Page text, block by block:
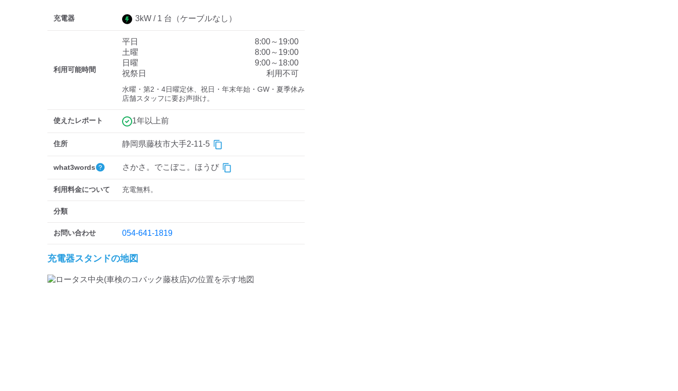
充電器 3kW / 1 台 （ケーブルなし）
利用可能時間
平日
8:00～19:00
土曜
8:00～19:00
日曜
9:00～18:00
祝祭日
利用不可
水曜・第2・4日曜定休、祝日・年末年始・GW・夏季休み
店舗スタッフに要お声掛け。
使えたレポート 1年以上前
住所 静岡県藤枝市大手2-11-5
what3words さかさ。でこぼこ。ほうび
利用料金について 充電無料。
分類
お問い合わせ 054-641-1819
充電器スタンドの地図